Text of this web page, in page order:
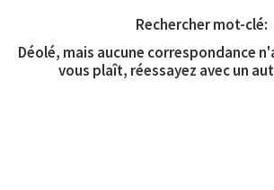
Rechercher mot-clé:
Déolé, mais aucune correspondance
vous plaît, réessayez avec un